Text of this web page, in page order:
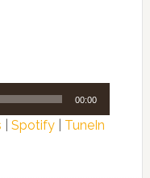
00:00
Spotify| TuneIn